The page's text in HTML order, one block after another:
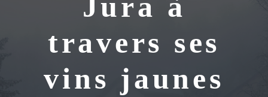
travers ses
vins jaunes